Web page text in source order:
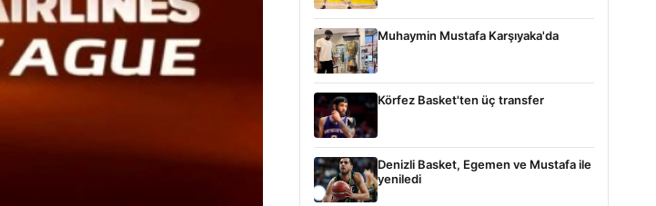
Muhaymin Mustafa Karşıyaka'da
Körfez Basket'ten üç transfer
Denizli Basket, Egemen ve Mustafa ile
yeniledi